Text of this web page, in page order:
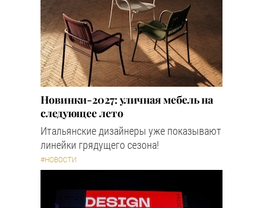
Новинки-2027: уличная мебель на
следующее лето
Итальянские дизайнеры уже показывают
линейки грядущего сезона!
#НОВОСТИ